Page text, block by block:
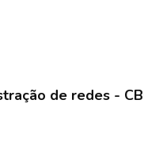
de redes -